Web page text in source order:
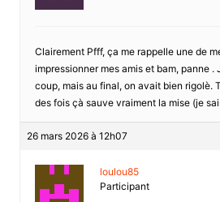
Clairement Pfff, ça me rappelle une de
impressionner mes amis et bam, panne .
coup, mais au final, on avait bien rigolè.
des fois çà sauve vraiment la mise (je
26 mars 2026 à 12h07
loulou85
Participant